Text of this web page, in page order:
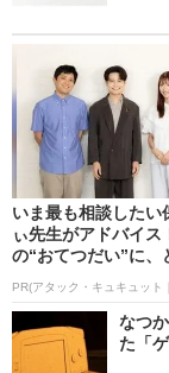
いま最も相談したい
ぃ先生がアドバイス
の“おてつだい”に、
PR(アタック・キュキュット
なつ
た「